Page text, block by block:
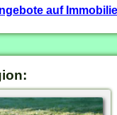
auf